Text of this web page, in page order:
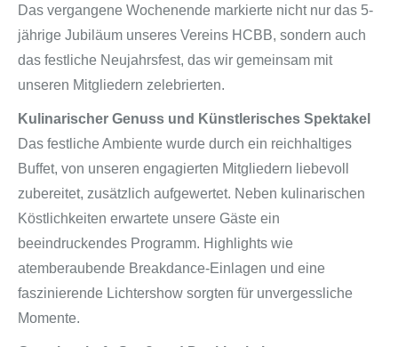
Das vergangene Wochenende markierte nicht nur das 5-
jährige Jubiläum unseres Vereins HCBB, sondern auch
das festliche Neujahrsfest, das wir gemeinsam mit
unseren Mitgliedern zelebrierten.
Kulinarischer Genuss und Künstlerisches Spektakel
Das festliche Ambiente wurde durch ein reichhaltiges
Buffet, von unseren engagierten Mitgliedern liebevoll
zubereitet, zusätzlich aufgewertet. Neben kulinarischen
Köstlichkeiten erwartete unsere Gäste ein
beeindruckendes Programm. Highlights wie
atemberaubende Breakdance-Einlagen und eine
faszinierende Lichtershow sorgten für unvergessliche
Momente.